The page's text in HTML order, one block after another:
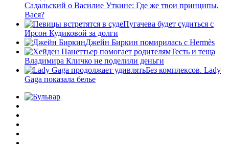
Садальский о Василие Уткине: Где же твои принципы,
Вася?
Пугачева будет судиться с
Ирсон Кудиковой за долги
Джейн Биркин помирилась с Hermès
Тесть и теща
Владимира Кличко не поделили деньги
Без комплексов. Lady
Gaga показала белье